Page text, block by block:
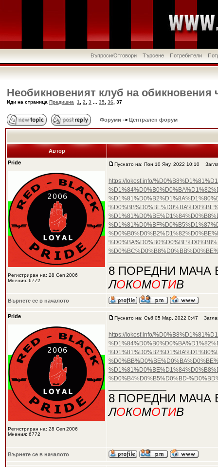
Въпроси/Отговори Търсене Потребители
Необикновеният клуб на обикновения
Иди на страница Предишна 1 2 3 35 36 37
Форуми -> Централен форум
Автор
Pride
Регистриран на: 28 Сеп 2006
Мнения: 6772
Пуснато на: Пон 10 Яну, 2022 10:10
https://lokosf.info/
8 ПОРЕДНИ МАЧА
ЛОКОМОТИВ
Върнете се в началото
Pride
Регистриран на: 28 Сеп 2006
Мнения: 6772
Пуснато на: Съб 05 Мар, 2022 0:47
https://lokosf.info/
%D0%B4%D0%B5%D0%BD-
8 ПОРЕДНИ МАЧА
ЛОКОМОТИВ
Върнете се в началото